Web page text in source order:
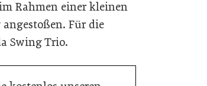
Rahmen einer kleinen
Für die
Swing Trio.